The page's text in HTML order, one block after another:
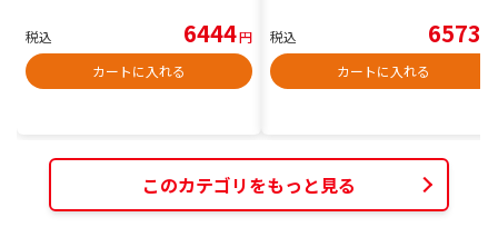
税込 6444円
カートに入れる
税込 6573
カートに入れる
このカテゴリをもっと見る